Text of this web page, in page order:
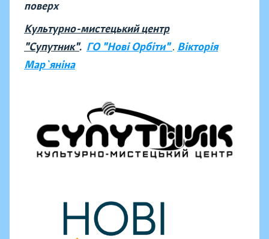
поверх
Культурно-мистецький центр
"Супутник". ГО "Нові Орбіти". Вікторія
Мар`яніна